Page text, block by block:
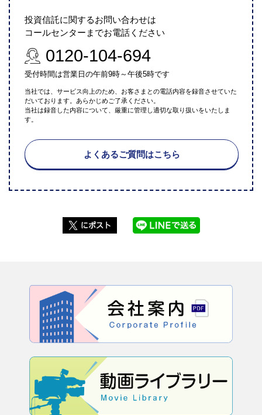
投資信託に関するお問い合わせは
コールセンターまでお電話ください
0120-104-694
受付時間は営業日の午前9時～午後5時です
当社では、サービス向上のため、お客さまとの電話内容を録音させていた
だいております。あらかじめご了承ください。
当社は録音した内容について、厳重に管理し適切な取り扱いをいたしま
す。
よくあるご質問はこちら